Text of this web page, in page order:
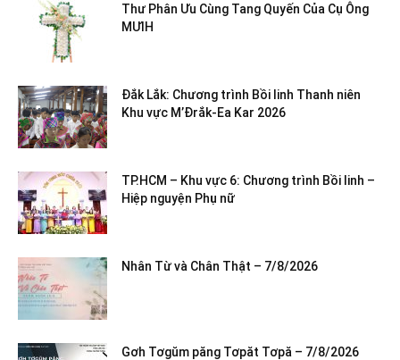
Thư Phân Ưu Cùng Tang Quyến Của Cụ Ông
MƯIH
Đắk Lắk: Chương trình Bồi linh Thanh niên
Khu vực M’Đrắk-Ea Kar 2026
TP.HCM – Khu vực 6: Chương trình Bồi linh –
Hiệp nguyện Phụ nữ
Nhân Từ và Chân Thật – 7/8/2026
Gơh Tơgŭm păng Tơpăt Tơpă – 7/8/2026